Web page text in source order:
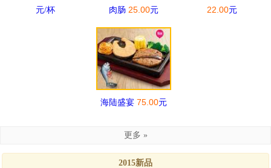
元/杯
肉肠 25.00元 22.00元
海陆盛宴 75.00元
更多 »
2015新品